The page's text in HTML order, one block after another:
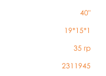
40"
19*15*1
35 гр
2311945